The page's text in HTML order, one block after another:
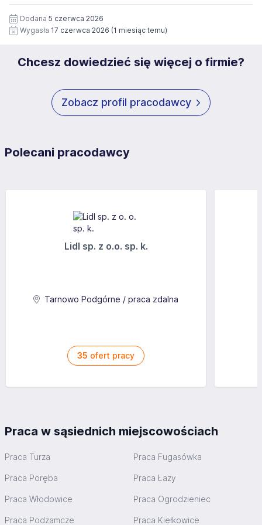
https://www.workprofit.pl/klauzula-informacyjna.html
12 miesięcy. Zgoda jest dobrowolna i może być w każdym
czasie wycofana.
Dodana 5 czerwca 2026
Wygasła 17 czerwca 2026 (1 miesiąc temu)
Chcesz dowiedzieć się więcej o firmie?
Zobacz profil pracodawcy
Polecani pracodawcy
Lidl sp. z o.o. sp. k.
Tarnowo Podgórne / praca zdalna
35 ofert pracy
Praca w sąsiednich miejscowościach
Praca Turza Praca Fugasówka
Praca Poręba Praca Łazy
Praca Włodowice Praca Ogrodzieniec
Praca Podzamcze Praca Kiełkowice